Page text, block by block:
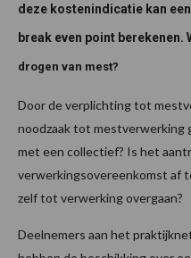
deze kostenindicatie kan
break even point
drogen van mest?
Door de verplichting tot
noodzaak tot mestverwerking
met een collectief? Is het
verwerkingsovereenkomst af
zelf tot verwerking overgaan?
Deelnemers aan het